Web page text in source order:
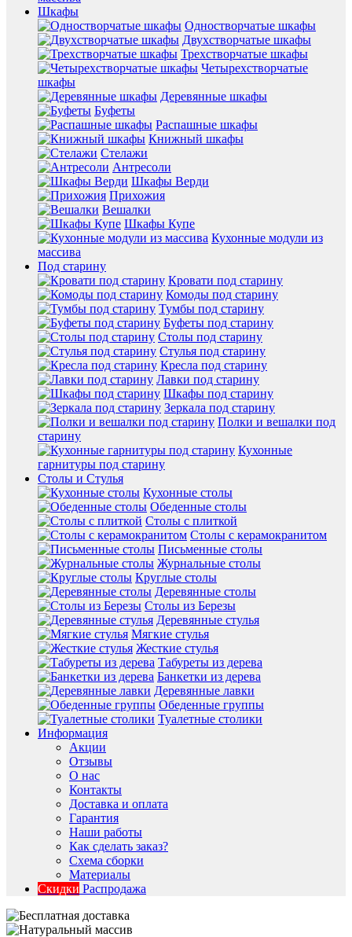
Шкафы
Одностворчатые шкафы
Двухстворчатые шкафы
Трехстворчатые шкафы
Четырехстворчатые
шкафы
Деревянные шкафы
Буфеты
Распашные шкафы
Книжный шкафы
Стелажи
Антресоли
Шкафы Верди
Прихожия
Вешалки
Шкафы Купе
Кухонные модули из
массива
Под старину
Кровати под старину
Комоды под старину
Тумбы под старину
Буфеты под старину
Столы под старину
Стулья под старину
Кресла под старину
Лавки под старину
Шкафы под старину
Зеркала под старину
Полки и вешалки под
старину
Кухонные
гарнитуры под старину
Столы и Стулья
Кухонные столы
Обеденные столы
Столы с плиткой
Столы с керамокранитом
Письменные столы
Журнальные столы
Круглые столы
Деревянные столы
Столы из Березы
Деревянные стулья
Мягкие стулья
Жесткие стулья
Табуреты из дерева
Банкетки из дерева
Деревянные лавки
Обеденные группы
Туалетные столики
Информация
Акции
Отзывы
О нас
Контакты
Доставка и оплата
Гарантия
Наши работы
Как сделать заказ?
Схема сборки
Материалы
Скидки Распродажа